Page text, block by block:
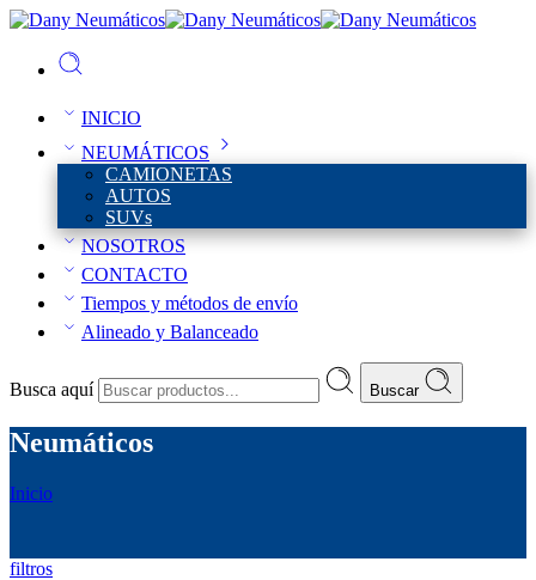
INICIO
NEUMÁTICOS
CAMIONETAS
AUTOS
SUVs
NOSOTROS
CONTACTO
Tiempos y métodos de envío
Alineado y Balanceado
Busca aquí Buscar
Neumáticos
Inicio
filtros